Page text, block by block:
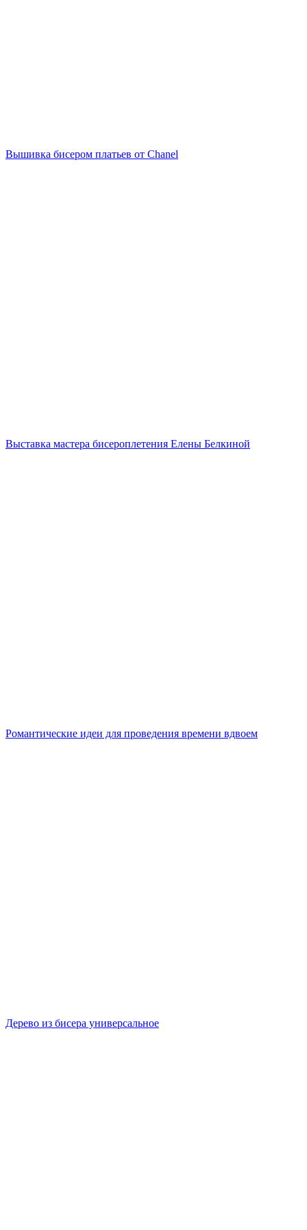
Вышивка бисером платьев от Chanel
Выставка мастера бисероплетения Елены Белкиной
Романтические идеи для проведения времени вдвоем
Дерево из бисера универсальное